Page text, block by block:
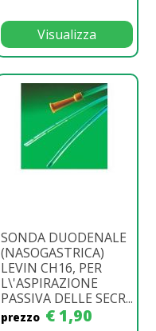
Visualizza
SONDA DUODENALE
(NASOGASTRICA)
LEVIN CH16, PER
L\'ASPIRAZIONE
PASSIVA DELLE SECR...
prezzo € 1,90